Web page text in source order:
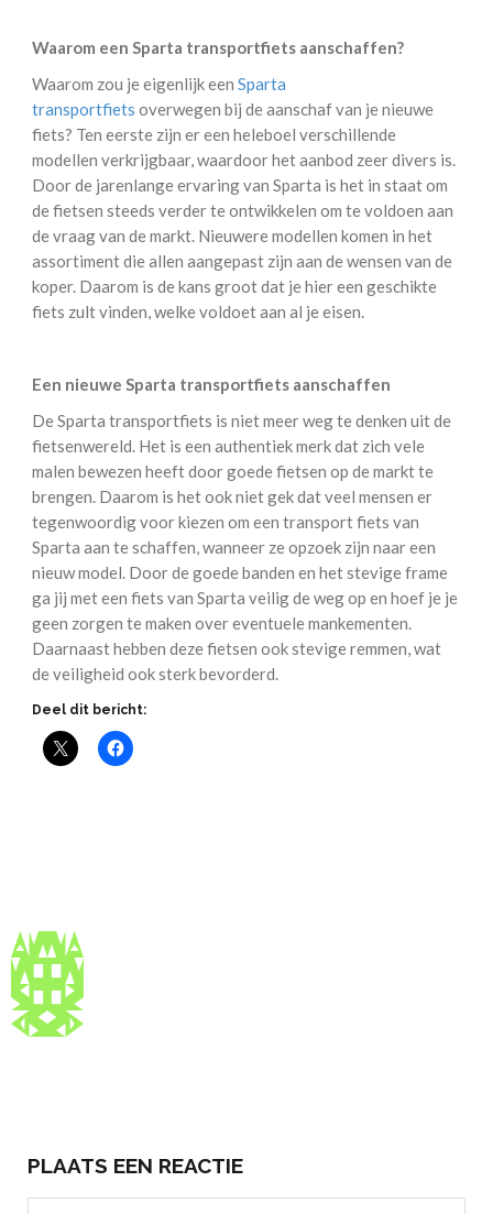
Waarom een Sparta transportfiets aanschaffen?
Waarom zou je eigenlijk een Sparta
transportfiets overwegen bij de aanschaf van je nieuwe
fiets? Ten eerste zijn er een heleboel verschillende
modellen verkrijgbaar, waardoor het aanbod zeer divers is.
Door de jarenlange ervaring van Sparta is het in staat om
de fietsen steeds verder te ontwikkelen om te voldoen aan
de vraag van de markt. Nieuwere modellen komen in het
assortiment die allen aangepast zijn aan de wensen van de
koper. Daarom is de kans groot dat je hier een geschikte
fiets zult vinden, welke voldoet aan al je eisen.
Een nieuwe Sparta transportfiets aanschaffen
De Sparta transportfiets is niet meer weg te denken uit de
fietsenwereld. Het is een authentiek merk dat zich vele
malen bewezen heeft door goede fietsen op de markt te
brengen. Daarom is het ook niet gek dat veel mensen er
tegenwoordig voor kiezen om een transport fiets van
Sparta aan te schaffen, wanneer ze opzoek zijn naar een
nieuw model. Door de goede banden en het stevige frame
ga jij met een fiets van Sparta veilig de weg op en hoef je je
geen zorgen te maken over eventuele mankementen.
Daarnaast hebben deze fietsen ook stevige remmen, wat
de veiligheid ook sterk bevorderd.
Deel dit bericht:
PLAATS EEN REACTIE